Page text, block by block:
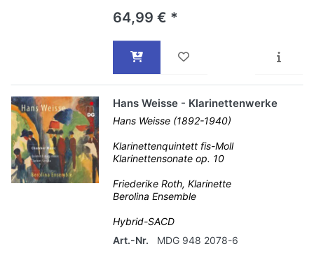
64,99 € *
Hans Weisse - Klarinettenwerke
Hans Weisse (1892-1940)
Klarinettenquintett fis-Moll
Klarinettensonate op. 10
Friederike Roth, Klarinette
Berolina Ensemble
Hybrid-SACD
Art.-Nr.
MDG 948 2078-6